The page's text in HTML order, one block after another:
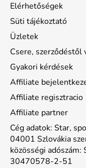
Elérhetőségek
Süti tájékoztató
Üzletek
Csere, szerződéstől
Gyakori kérdések
Affiliate
Affiliate regisztracio
Affiliate partner
Cég adatok: Star,
04001 Szlovákia
közösségi
30470578-2-51